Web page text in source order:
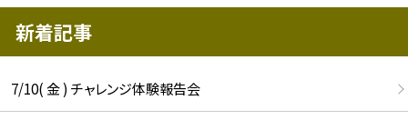
新着記事
7/10( 金 ) チャレンジ体験報告会